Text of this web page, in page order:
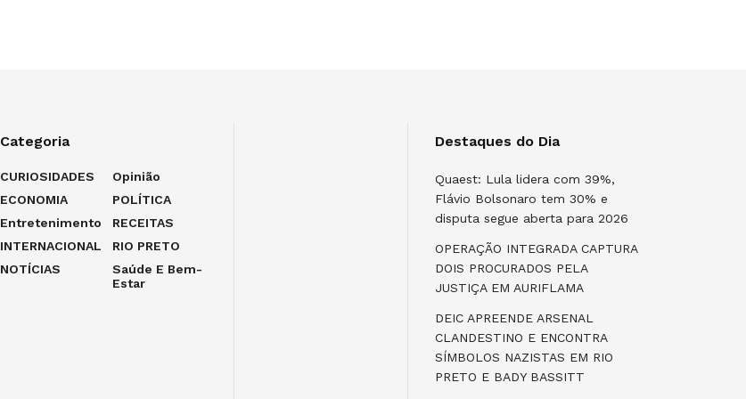
Categoria
CURIOSIDADES
ECONOMIA
Entretenimento
INTERNACIONAL
NOTÍCIAS
Opinião
POLÍTICA
RECEITAS
RIO PRETO
Saúde E Bem-
Estar
Destaques do Dia
Quaest: Lula lidera com 39%,
Flávio Bolsonaro tem 30% e
disputa segue aberta para 2026
OPERAÇÃO INTEGRADA CAPTURA
DOIS PROCURADOS PELA
JUSTIÇA EM AURIFLAMA
DEIC APREENDE ARSENAL
CLANDESTINO E ENCONTRA
SÍMBOLOS NAZISTAS EM RIO
PRETO E BADY BASSITT